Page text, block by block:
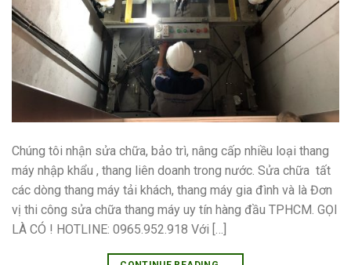
Chúng tôi nhận sửa chữa, bảo trì, nâng cấp nhiều loại thang
máy nhập khẩu , thang liên doanh trong nước. Sửa chữa tất
các dòng thang máy tải khách, thang máy gia đình và là Đơn
vị thi công sửa chữa thang máy uy tín hàng đầu TPHCM. GỌI
LÀ CÓ ! HOTLINE: 0965.952.918 Với […]